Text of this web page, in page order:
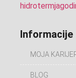
Informacije
MOJA
BLOG